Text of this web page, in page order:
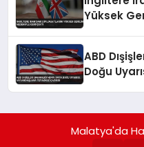
Yüksek
ABD
Doğu
Malatya'da